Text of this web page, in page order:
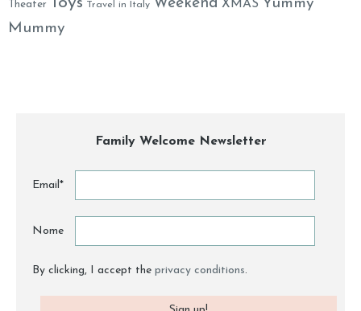
Theater Travel in Italy XMAS Yummy
Mummy
Family Welcome Newsletter
Email*
Nome
By clicking, I accept the privacy conditions.